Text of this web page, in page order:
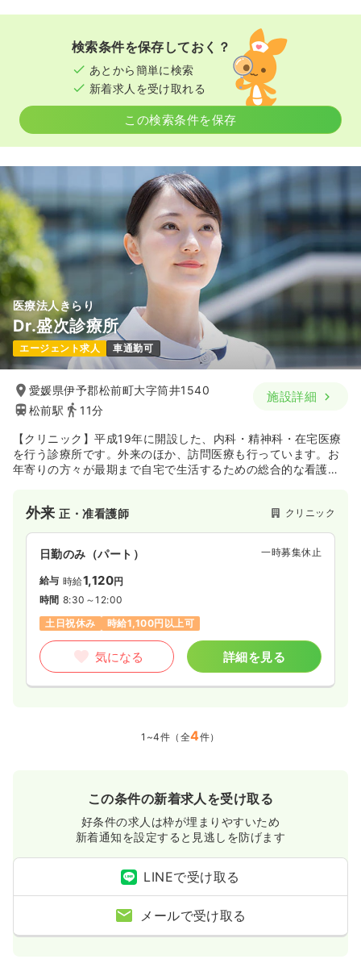
検索条件を保存しておく？
あとから簡単に検索
新着求人を受け取れる
この検索条件を保存
医療法人きらり
Dr.盛次診療所
エージェント求人 車通勤可
愛媛県伊予郡松前町大字筒井1540
松前駅
11分
施設詳細
【クリニック】平成19年に開設した、内科・精神科・在宅医療
を行う診療所です。外来のほか、訪問医療も行っています。お
年寄りの方々が最期まで自宅で生活するための総合的な看護を
外来正・准看護師 クリニック
日勤のみ（パート） 一時募集休止
給与 時給1,120円
時間 8:30～12:00
土日祝休み
時給1,100円以上可
気になる 詳細を見る
1~4件（全4件）
この条件の新着求人を受け取る
好条件の求人は枠が埋まりやすいため
新着通知を設定すると見逃しを防げます
LINEで受け取る
メールで受け取る